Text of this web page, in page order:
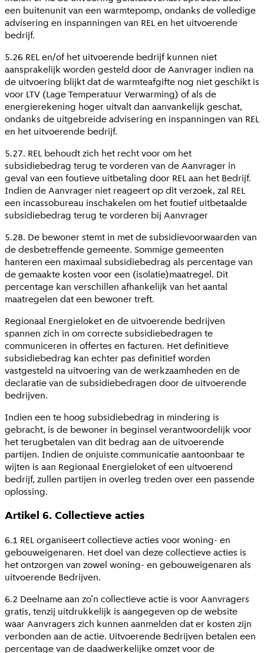
een buitenunit van een warmtepomp, ondanks de volledige
advisering en inspanningen van REL en het uitvoerende
bedrijf.
5.26 REL en/of het uitvoerende bedrijf kunnen niet
aansprakelijk worden gesteld door de Aanvrager indien na
de uitvoering blijkt dat de warmteafgifte nog niet geschikt is
voor LTV (Lage Temperatuur Verwarming) of als de
energierekening hoger uitvalt dan aanvankelijk geschat,
ondanks de uitgebreide advisering en inspanningen van REL
en het uitvoerende bedrijf.
5.27. REL behoudt zich het recht voor om het
subsidiebedrag terug te vorderen van de Aanvrager in
geval van een foutieve uitbetaling door REL aan het Bedrijf.
Indien de Aanvrager niet reageert op dit verzoek, zal REL
een incassobureau inschakelen om het foutief uitbetaalde
subsidiebedrag terug te vorderen bij Aanvrager
5.28. De bewoner stemt in met de subsidievoorwaarden van
de desbetreffende gemeente. Sommige gemeenten
hanteren een maximaal subsidiebedrag als percentage van
de gemaakte kosten voor een (isolatie)maatregel. Dit
percentage kan verschillen afhankelijk van het aantal
maatregelen dat een bewoner treft.
Regionaal Energieloket en de uitvoerende bedrijven
spannen zich in om correcte subsidiebedragen te
communiceren in offertes en facturen. Het definitieve
subsidiebedrag kan echter pas definitief worden
vastgesteld na uitvoering van de werkzaamheden en de
declaratie van de subsidiebedragen door de uitvoerende
bedrijven.
Indien een te hoog subsidiebedrag in mindering is
gebracht, is de bewoner in beginsel verantwoordelijk voor
het terugbetalen van dit bedrag aan de uitvoerende
partijen. Indien de onjuiste communicatie aantoonbaar te
wijten is aan Regionaal Energieloket of een uitvoerend
bedrijf, zullen partijen in overleg treden over een passende
oplossing.
Artikel 6. Collectieve acties
6.1 REL organiseert collectieve acties voor woning- en
gebouweigenaren. Het doel van deze collectieve acties is
het ontzorgen van zowel woning- en gebouweigenaren als
uitvoerende Bedrijven.
6.2 Deelname aan zo’n collectieve actie is voor Aanvragers
gratis, tenzij uitdrukkelijk is aangegeven op de website
waar Aanvragers zich kunnen aanmelden dat er kosten zijn
verbonden aan de actie. Uitvoerende Bedrijven betalen een
percentage van de daadwerkelijke omzet voor de